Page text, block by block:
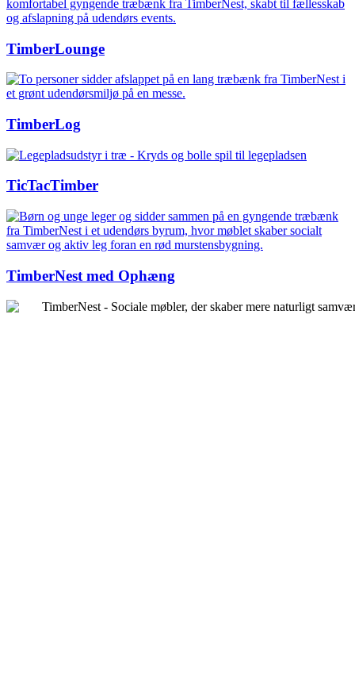
TimberLounge
TimberLog
TicTacTimber
TimberNest med Ophæng